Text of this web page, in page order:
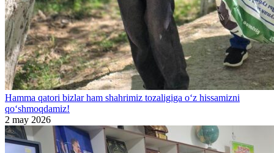
Hamma qatori bizlar ham shahrimiz tozaligiga o‘z hissamizni
qo‘shmoqdamiz!
2 may 2026